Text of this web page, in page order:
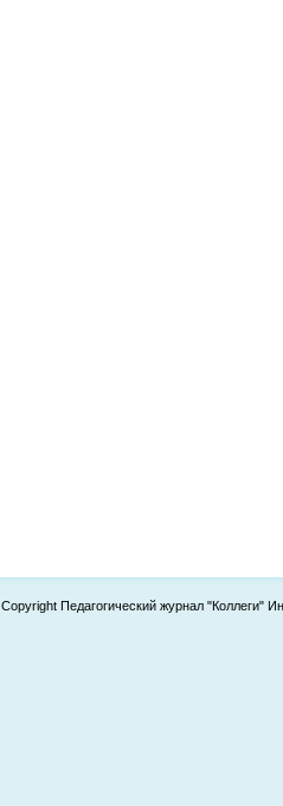
Copyright Педагогический журнал "Коллеги"